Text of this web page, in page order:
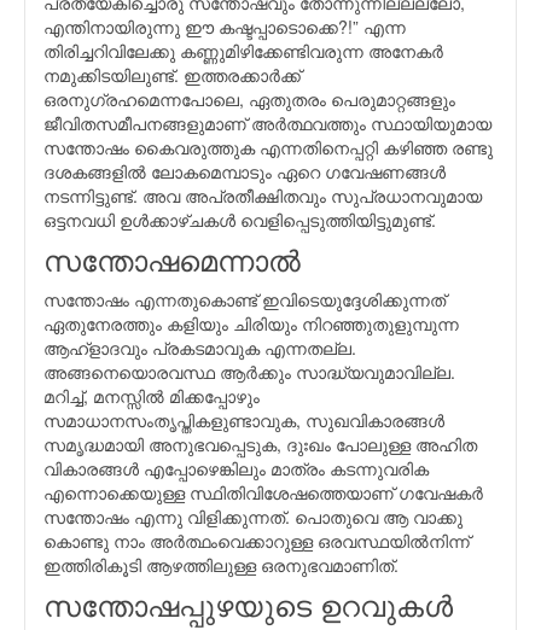
എന്തിനായിരുന്നു ഈ കഷ്ടപ്പാടൊക്കെ?!” എന്ന
തിരിച്ചറിവിലേക്കു കണ്ണുമിഴിക്കേണ്ടിവരുന്ന അനേകര്‍
നമുക്കിടയിലുണ്ട്. ഇത്തരക്കാര്‍ക്ക്
ഒരനുഗ്രഹമെന്നപോലെ, ഏതുതരം പെരുമാറ്റങ്ങളും
ജീവിതസമീപനങ്ങളുമാണ് അര്‍ത്ഥവത്തും സ്ഥായിയുമായ
സന്തോഷം കൈവരുത്തുക എന്നതിനെപ്പറ്റി കഴിഞ്ഞ രണ്ടു
ദശകങ്ങളില്‍ ലോകമെമ്പാടും ഏറെ ഗവേഷണങ്ങള്‍
നടന്നിട്ടുണ്ട്. അവ അപ്രതീക്ഷിതവും സുപ്രധാനവുമായ
ഒട്ടനവധി ഉള്‍ക്കാഴ്ചകള്‍ വെളിപ്പെടുത്തിയിട്ടുമുണ്ട്.
സന്തോഷമെന്നാല്‍
സന്തോഷം എന്നതുകൊണ്ട് ഇവിടെയുദ്ദേശിക്കുന്നത്
ഏതുനേരത്തും കളിയും ചിരിയും നിറഞ്ഞുതുളുമ്പുന്ന
ആഹ്ളാദവും പ്രകടമാവുക എന്നതല്ല.
അങ്ങനെയൊരവസ്ഥ ആര്‍ക്കും സാദ്ധ്യവുമാവില്ല.
മറിച്ച്, മനസ്സില്‍ മിക്കപ്പോഴും
സമാധാനസംതൃപ്തികളുണ്ടാവുക, സുഖവികാരങ്ങള്‍
സമൃദ്ധമായി അനുഭവപ്പെടുക, ദുഃഖം പോലുള്ള അഹിത
വികാരങ്ങള്‍ എപ്പോഴെങ്കിലും മാത്രം കടന്നുവരിക
എന്നൊക്കെയുള്ള സ്ഥിതിവിശേഷത്തെയാണ്‌ ഗവേഷകര്‍
സന്തോഷം എന്നു വിളിക്കുന്നത്. പൊതുവെ ആ വാക്കു
കൊണ്ടു നാം അര്‍ത്ഥംവെക്കാറുള്ള ഒരവസ്ഥയില്‍നിന്ന്
ഇത്തിരികൂടി ആഴത്തിലുള്ള ഒരനുഭവമാണിത്.
സന്തോഷപ്പുഴയുടെ ഉറവുകള്‍